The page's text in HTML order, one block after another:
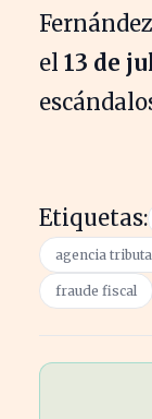
el 13 de
Etiquetas:
agencia
fraude fiscal